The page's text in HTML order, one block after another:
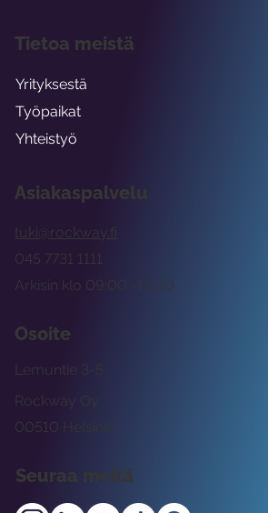
Asiakaspalvelu
tuki@rockway.fi
Arkisin klo 09:00 -15:00
045 7731 1111
Osoite
Rockway Oy
Lemuntie 3-5
00510 Helsinki
Seuraa meitä
Tietoa meistä
Yrityksestä
Työpaikat
Yhteistyö